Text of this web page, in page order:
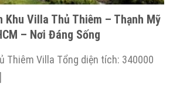
Khu Villa Thủ Thiêm – Thạnh Mỹ
– Nơi Đáng Sống
Thiêm Villa Tổng diện tích: 340000